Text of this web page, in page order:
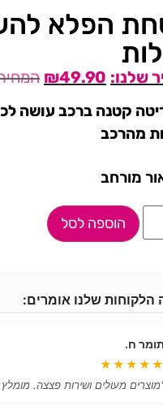
הפלא
₪49.90
קטנה ברכב עושה
מהרכב
מורחב
הוספה לסל
הלקוחות שלנו אומרים:
תומר ח.
★★★★★
מעולים ושירות פצצה.